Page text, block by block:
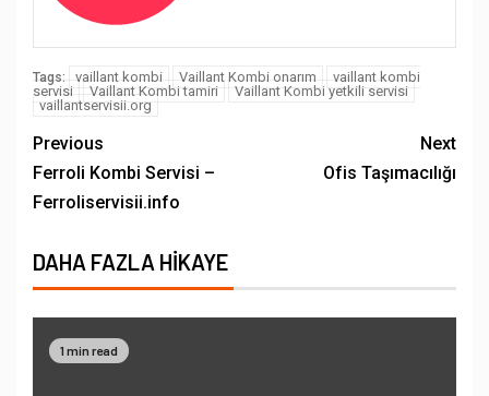
Tags: vaillant kombi Vaillant Kombi onarım
vaillant kombi
servisi
Vaillant Kombi tamiri
Vaillant Kombi yetkili servisi
vaillantservisii.org
Previous
Ferroli Kombi Servisi –
Ferroliservisii.info
Next
Ofis Taşımacılığı
DAHA FAZLA HIKAYE
1 min read